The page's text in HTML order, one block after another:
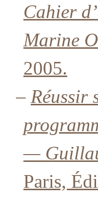
Cahier
Marine
2005.
– Réussir
—
Paris,